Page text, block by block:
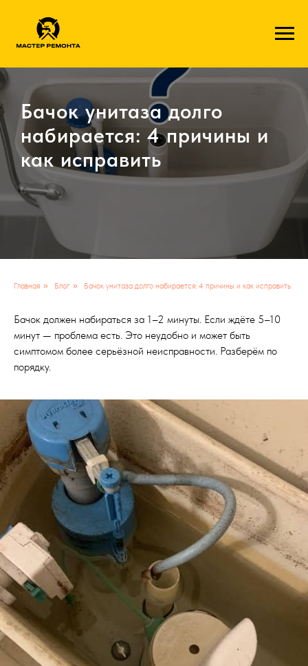
Бачок унитаза долго
набирается: 4 причины и
как исправить
Главная » Блог » Бачок унитаза долго набирается: 4 причины и как исправить
Бачок должен набираться за 1–2 минуты. Если ждёте 5–10
минут — проблема есть. Это неудобно и может быть
симптомом более серьёзной неисправности. Разберём по
порядку.